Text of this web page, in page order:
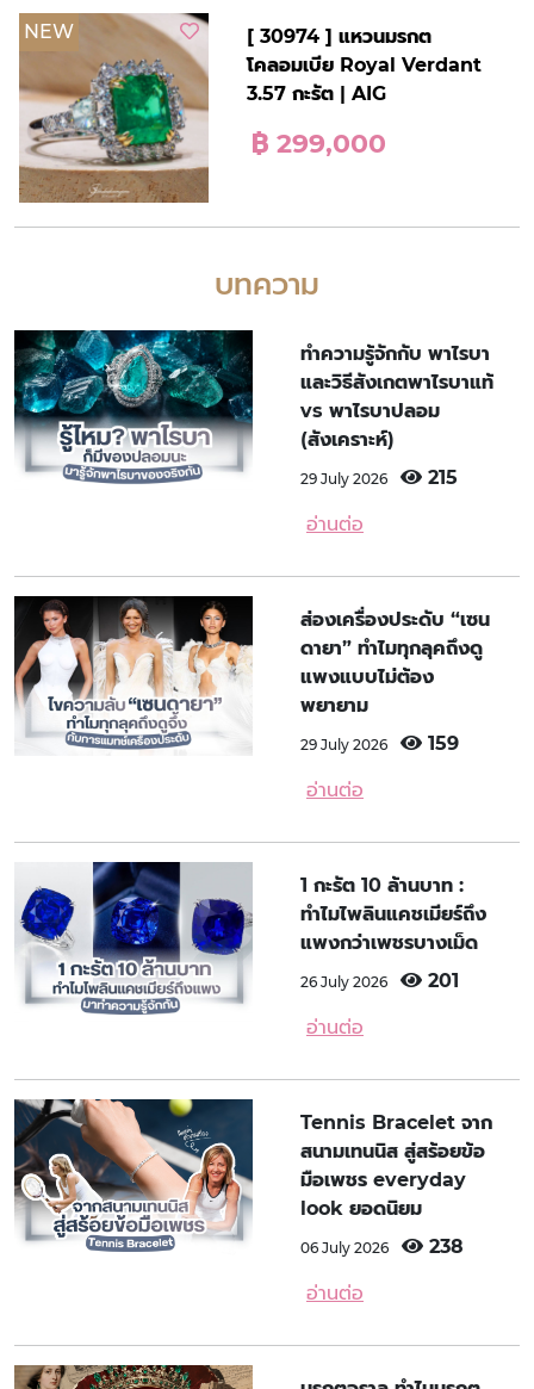
NEW
[ 30974 ] แหวนมรกต
โคลอมเบีย Royal Verdant
3.57 กะรัต | AIG
฿ 299,000
บทความ
ทำความรู้จักกับ พาไรบา
และวิธีสังเกตพาไรบาแท้
vs พาไรบาปลอม
(สังเคราะห์)
29 July 2026 215
อ่านต่อ
ส่องเครื่องประดับ “เซน
ดายา” ทำไมทุกลุคถึงดู
แพงแบบไม่ต้อง
พยายาม
29 July 2026 159
อ่านต่อ
1 กะรัต 10 ล้านบาท :
ทำไมไพลินแคชเมียร์ถึง
แพงกว่าเพชรบางเม็ด
26 July 2026 201
อ่านต่อ
Tennis Bracelet จาก
สนามเทนนิส สู่สร้อยข้อ
มือเพชร everyday
look ยอดนิยม
06 July 2026 238
อ่านต่อ